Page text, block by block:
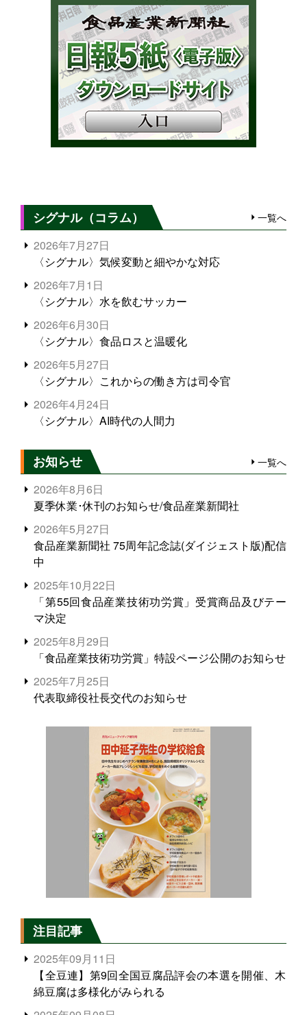
シグナル（コラム） 一覧へ
2026年7月27日
〈シグナル〉気候変動と細やかな対応
2026年7月1日
〈シグナル〉水を飲むサッカー
2026年6月30日
〈シグナル〉食品ロスと温暖化
2026年5月27日
〈シグナル〉これからの働き方は司令官
2026年4月24日
〈シグナル〉AI時代の人間力
お知らせ 一覧へ
2026年8月6日
夏季休業･休刊のお知らせ/食品産業新聞社
2026年5月27日
食品産業新聞社 75周年記念誌(ダイジェスト版)配信
中
2025年10月22日
「第55回食品産業技術功労賞」受賞商品及びテー
マ決定
2025年8月29日
「食品産業技術功労賞」特設ページ公開のお知らせ
2025年7月25日
代表取締役社長交代のお知らせ
注目記事
2025年09月11日
【全豆連】第9回全国豆腐品評会の本選を開催、木
綿豆腐は多様化がみられる